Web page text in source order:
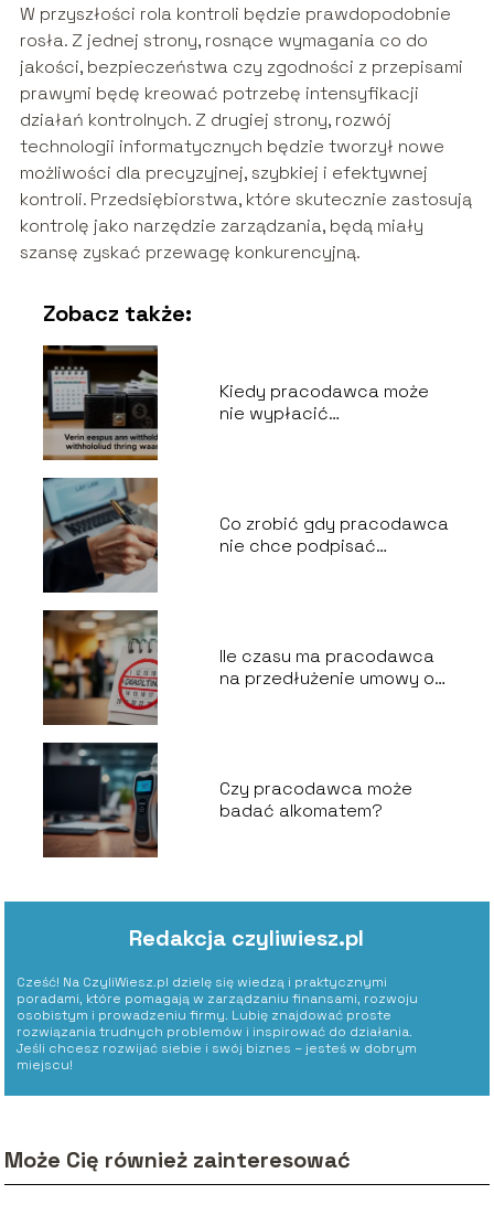
W przyszłości rola kontroli będzie prawdopodobnie
rosła. Z jednej strony, rosnące wymagania co do
jakości, bezpieczeństwa czy zgodności z przepisami
prawymi będę kreować potrzebę intensyfikacji
działań kontrolnych. Z drugiej strony, rozwój
technologii informatycznych będzie tworzył nowe
możliwości dla precyzyjnej, szybkiej i efektywnej
kontroli. Przedsiębiorstwa, które skutecznie zastosują
kontrolę jako narzędzie zarządzania, będą miały
szansę zyskać przewagę konkurencyjną.
Zobacz także:
Kiedy pracodawca może
nie wypłacić
Co zrobić gdy pracodawca
nie chce podpisać
Ile czasu ma pracodawca
na przedłużenie umowy o
Czy pracodawca może
badać alkomatem?
Redakcja czyliwiesz.pl
Cześć! Na CzyliWiesz.pl dzielę się wiedzą i praktycznymi
poradami, które pomagają w zarządzaniu finansami, rozwoju
osobistym i prowadzeniu firmy. Lubię znajdować proste
rozwiązania trudnych problemów i inspirować do działania.
Jeśli chcesz rozwijać siebie i swój biznes – jesteś w dobrym
miejscu!
Może Cię również zainteresować